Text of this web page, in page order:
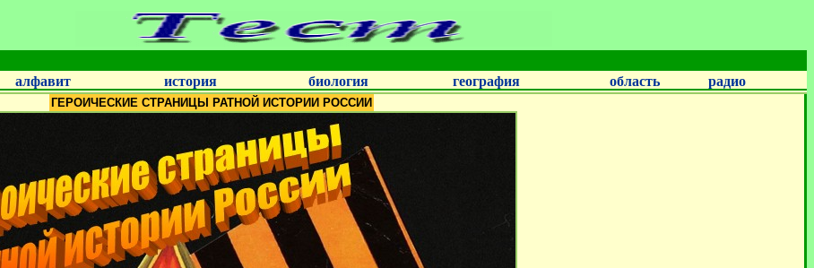
алфавит история биология география область радио
ГЕРОИЧЕСКИЕ СТРАНИЦЫ РАТНОЙ ИСТОРИИ РОССИИ